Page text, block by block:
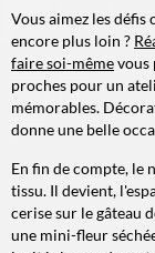
Vous aimez les
encore plus loin ?
faire soi-mêmevous
proches pour un
mémorables.
donne une belle
En fin de compte, le
tissu. Il devient,
cerise sur le gâteau
une mini-fleur